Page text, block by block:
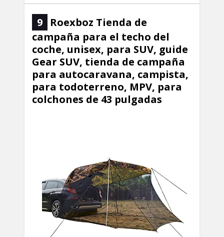
9
Roexboz Tienda de
campaña para el techo del
coche, unisex, para SUV, guide
Gear SUV, tienda de campaña
para autocaravana, campista,
para todoterreno, MPV, para
colchones de 43 pulgadas